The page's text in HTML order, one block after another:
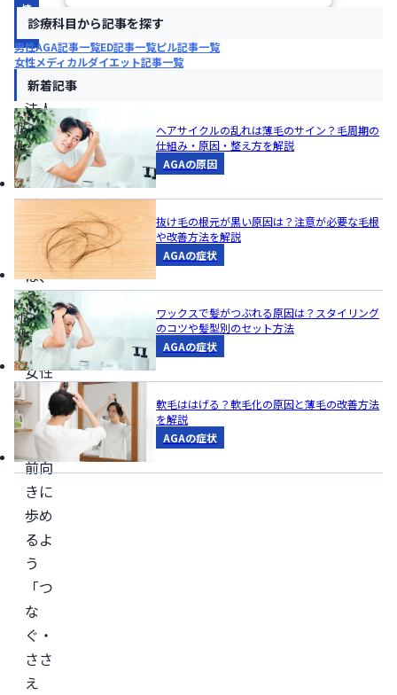
情
報
NPO
法人
ウィ
ッグ
リン
グ・
ジャ
パン
は、
がん
闘病
中の
女性
が自
分ら
しく
前向
きに
歩め
るよ
う
「つ
な
ぐ・
ささ
え
診療科目から記事を探す
男性AGA記事一覧ED記事一覧ピル記事一覧
女性メディカルダイエット記事一覧
新着記事
ヘアサイクルの乱れは薄毛のサイン？毛周期の
仕組み・原因・整え方を解説
AGAの原因
抜け毛の根元が黒い原因は？注意が必要な毛根
や改善方法を解説
AGAの症状
ワックスで髪がつぶれる原因は？スタイリング
のコツや髪型別のセット方法
AGAの症状
軟毛ははげる？軟毛化の原因と薄毛の改善方法
を解説
AGAの症状